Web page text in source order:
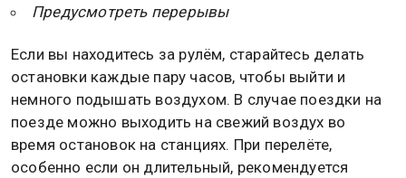
Предусмотреть перерывы
Если вы находитесь за рулём, старайтесь делать
остановки каждые пару часов, чтобы выйти и
немного подышать воздухом. В случае поездки на
поезде можно выходить на свежий воздух во
время остановок на станциях. При перелёте,
особенно если он длительный, рекомендуется